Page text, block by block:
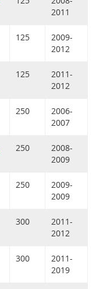
2011
125
2009-
2012
125
2011-
2012
250
2006-
2007
250
2008-
2009
250
2009-
2009
300
2011-
2012
300
2011-
2019